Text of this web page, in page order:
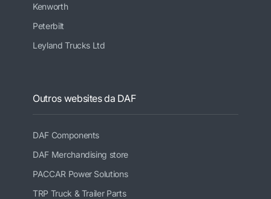
Kenworth
Peterbilt
Leyland Trucks Ltd
Outros websites da DAF
DAF Components
DAF Merchandising store
PACCAR Power Solutions
TRP Truck & Trailer Parts